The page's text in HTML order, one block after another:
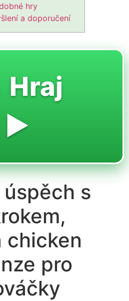
hry
a doporučení
Hraj
▶️
s
chicken
pro